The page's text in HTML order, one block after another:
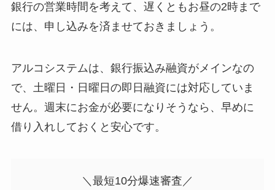
銀行の営業時間を考えて、遅くともお昼の2時まで
には、申し込みを済ませておきましょう。
アルコシステムは、銀行振込み融資がメインなの
で、土曜日・日曜日の即日融資には対応していま
せん。週末にお金が必要になりそうなら、早めに
借り入れしておくと安心です。
＼最短10分爆速審査／